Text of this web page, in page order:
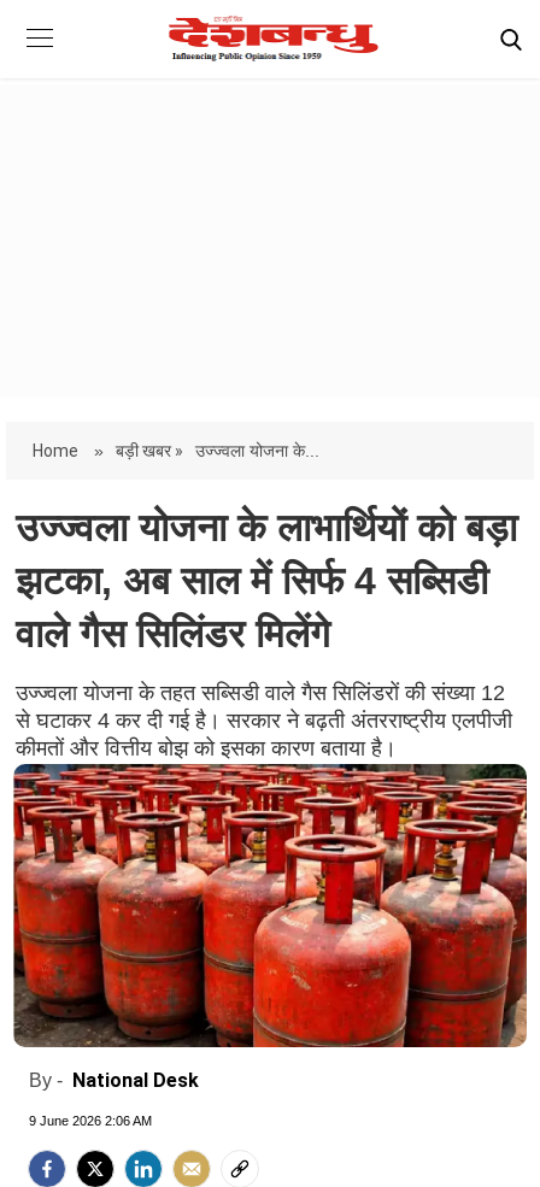
Home » बड़ी खबर » उज्ज्वला योजना के...
उज्ज्वला योजना के लाभार्थियों को बड़ा
झटका, अब साल में सिर्फ 4 सब्सिडी
वाले गैस सिलिंडर मिलेंगे
उज्ज्वला योजना के तहत सब्सिडी वाले गैस सिलिंडरों की संख्या 12
से घटाकर 4 कर दी गई है। सरकार ने बढ़ती अंतरराष्ट्रीय एलपीजी
कीमतों और वित्तीय बोझ को इसका कारण बताया है।
By - National Desk
9 June 2026 2:06 AM